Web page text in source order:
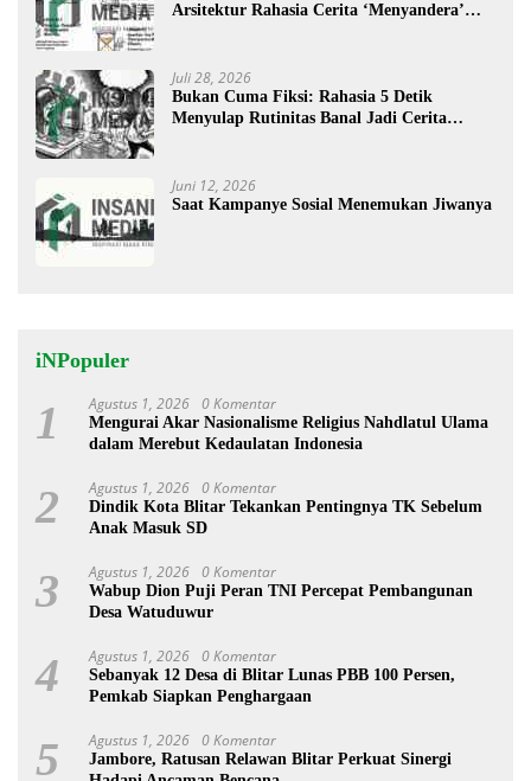
Arsitektur Rahasia Cerita ‘Menyandera’
Juli 28, 2026
Bukan Cuma Fiksi: Rahasia 5 Detik
Menyulap Rutinitas Banal Jadi Cerita
Juni 12, 2026
Saat Kampanye Sosial Menemukan Jiwanya
iNPopuler
1 Agustus 1, 2026 0 Komentar
Mengurai Akar Nasionalisme Religius Nahdlatul Ulama
dalam Merebut Kedaulatan Indonesia
2 Agustus 1, 2026 0 Komentar
Dindik Kota Blitar Tekankan Pentingnya TK Sebelum
Anak Masuk SD
3 Agustus 1, 2026 0 Komentar
Wabup Dion Puji Peran TNI Percepat Pembangunan
Desa Watuduwur
4 Agustus 1, 2026 0 Komentar
Sebanyak 12 Desa di Blitar Lunas PBB 100 Persen,
Pemkab Siapkan Penghargaan
5 Agustus 1, 2026 0 Komentar
Jambore, Ratusan Relawan Blitar Perkuat Sinergi